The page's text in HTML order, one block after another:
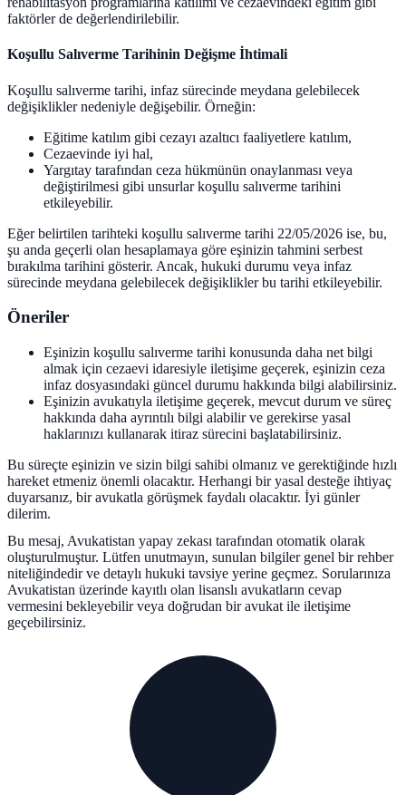
faktörler de değerlendirilebilir.
Koşullu Salıverme Tarihinin Değişme İhtimali
Koşullu salıverme tarihi, infaz sürecinde meydana gelebilecek
değişiklikler nedeniyle değişebilir. Örneğin:
Eğitime katılım gibi cezayı azaltıcı faaliyetlere katılım,
Cezaevinde iyi hal,
Yargıtay tarafından ceza hükmünün onaylanması veya
değiştirilmesi gibi unsurlar koşullu salıverme tarihini
etkileyebilir.
Eğer belirtilen tarihteki koşullu salıverme tarihi 22/05/2026 ise, bu,
şu anda geçerli olan hesaplamaya göre eşinizin tahmini serbest
bırakılma tarihini gösterir. Ancak, hukuki durumu veya infaz
sürecinde meydana gelebilecek değişiklikler bu tarihi etkileyebilir.
Öneriler
Eşinizin koşullu salıverme tarihi konusunda daha net bilgi
almak için cezaevi idaresiyle iletişime geçerek, eşinizin ceza
infaz dosyasındaki güncel durumu hakkında bilgi alabilirsiniz.
Eşinizin avukatıyla iletişime geçerek, mevcut durum ve süreç
hakkında daha ayrıntılı bilgi alabilir ve gerekirse yasal
haklarınızı kullanarak itiraz sürecini başlatabilirsiniz.
Bu süreçte eşinizin ve sizin bilgi sahibi olmanız ve gerektiğinde hızlı
hareket etmeniz önemli olacaktır. Herhangi bir yasal desteğe ihtiyaç
duyarsanız, bir avukatla görüşmek faydalı olacaktır. İyi günler
dilerim.
Bu mesaj, Avukatistan yapay zekası tarafından otomatik olarak
oluşturulmuştur. Lütfen unutmayın, sunulan bilgiler genel bir rehber
niteliğindedir ve detaylı hukuki tavsiye yerine geçmez. Sorularınıza
Avukatistan üzerinde kayıtlı olan lisanslı avukatların cevap
vermesini bekleyebilir veya doğrudan bir avukat ile iletişime
geçebilirsiniz.